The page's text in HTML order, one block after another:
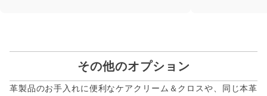
その他のオプション
革製品のお手入れに便利なケアクリーム＆クロスや、同じ本革